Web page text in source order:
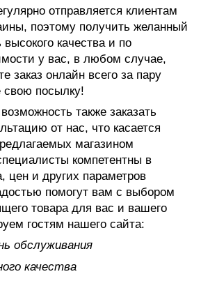
отправляется клиентам
поэтому получить желанный
качества и по
у вас, в любом случае,
заказ онлайн всего за пару
свою посылку!
также заказать
от нас, что касается
магазином
компетентны в
цен и других параметров
помогут вам с выбором
товара для вас и вашего
гостям нашего сайта:
обслуживания
качества